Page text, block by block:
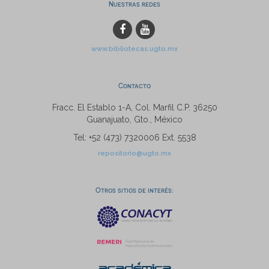
Nuestras redes
www.bibliotecas.ugto.mx
Contacto
Fracc. El Establo 1-A, Col. Marfil C.P. 36250
Guanajuato, Gto., México
Tel: +52 (473) 7320006 Ext. 5538
repositorio@ugto.mx
Otros sitios de interés: